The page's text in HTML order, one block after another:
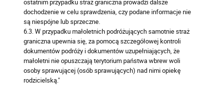
dochodzenie w celu sprawdzenia, czy podane informacje nie
są niespójne lub sprzeczne.
6.3. W przypadku małoletnich podróżujących samotnie straż
graniczna upewnia się, za pomocą szczegółowej kontroli
dokumentów podróży i dokumentów uzupełniających, że
małoletni nie opuszczają terytorium państwa wbrew woli
osoby sprawującej (osób sprawujących) nad nimi opiekę
rodzicielską."